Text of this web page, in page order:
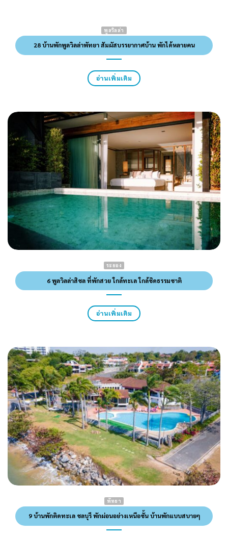
พูลวิลล่า
28 บ้านพักพูลวิลล่าพัทยา สัมผัสบรรยากาศบ้าน พักได้หลายคน
อ่านเพิ่มเติม
ระยอง
6 พูลวิลล่าสิชล ที่พักสวย ใกล้ทะเล ใกล้ชิดธรรมชาติ
อ่านเพิ่มเติม
พัทยา
9 บ้านพักติดทะเล ชลบุรี พักผ่อนอย่างเหนือชั้น บ้านพักแบบสบายๆ